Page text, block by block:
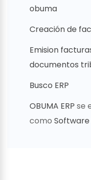
obuma
Creación de
Emision
documentos
Busco ERP
OBUMA ERP se
como Software